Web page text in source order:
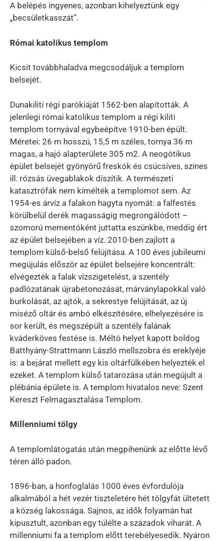
A belépés ingyenes, azonban kihelyeztünk egy
„becsületkasszát”.
Római katolikus templom
Kicsit továbbhaladva megcsodáljuk a templom
belsejét.
Dunakiliti régi parókiáját 1562-ben alapították. A
jelenlegi római katolikus templom a régi kiliti
templom tornyával egybeépítve 1910-ben épült.
Méretei: 26 m hosszú, 15,5 m széles, tornya 36 m
magas, a hajó alapterülete 305 m2. A neogótikus
épület belsejét gyönyörű freskók és csúcsíves, színes
ill. rózsás üvegablakok díszítik. A természeti
katasztrófák nem kímélték a templomot sem. Az
1954-es árvíz a falakon hagyta nyomát: a falfestés
körülbelül derék magasságig megrongálódott –
szomorú mementóként juttatta eszünkbe, meddig ért
az épület belsejében a víz. 2010-ben zajlott a
templom külső-belső felújítása. A 100 éves jubileumi
megújulás először az épület belsejére koncentrált:
elvégezték a falak vízszigetelést, a szentély
padlózatának újrabetonozását, márványlapokkal való
burkolását, az ajtók, a sekrestye felújítását, az új
miséző oltár és ambó elkészítésére, elhelyezésére is
sor került, és megszépült a szentély falának
kváderköves festése is. Méltó helyet kapott boldog
Batthyány-Strattmann László mellszobra és ereklyéje
is: a bejárat mellett egy kis oltárfülkében helyezték el
ezeket. A templom külső tatarozása után megújult a
plébánia épülete is. A templom hivatalos neve: Szent
Kereszt Felmagasztalása Templom.
Millenniumi tölgy
A templomlátogatás után megpihenünk az előtte lévő
téren álló padon.
1896-ban, a honfoglalás 1000 éves évfordulója
alkalmából a hét vezér tiszteletére hét tölgyfát ültetett
a község lakossága. Sajnos, az idők folyamán hat
kipusztult, azonban egy túlélte a századok viharát. A
millenniumi fa a templom előtt terebélyesedik. Nyáron